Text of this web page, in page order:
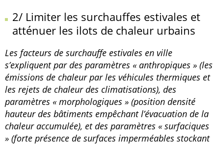
2/ Limiter les surchauffes estivales et
atténuer les ilots de chaleur urbains
Les facteurs de surchauffe estivales en ville
s’expliquent par des paramètres « anthropiques » (les
émissions de chaleur par les véhicules thermiques et
les rejets de chaleur des climatisations), des
paramètres « morphologiques » (position densité
hauteur des bâtiments empêchant l’évacuation de la
chaleur accumulée), et des paramètres « surfaciques
» (forte présence de surfaces imperméables stockant